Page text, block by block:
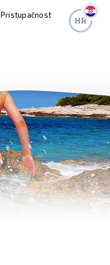
Pristupačnost
HR